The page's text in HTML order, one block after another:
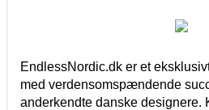
EndlessNordic.dk er et
med verdensomspændende
anderkendte danske designere.